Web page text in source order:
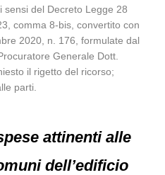
sensi del Decreto Legge 28
comma 8-bis, convertito con
2020, n. 176, formulate dal
Generale Dott.
il rigetto del ricorso;
parti.
attinenti alle
dell’edificio